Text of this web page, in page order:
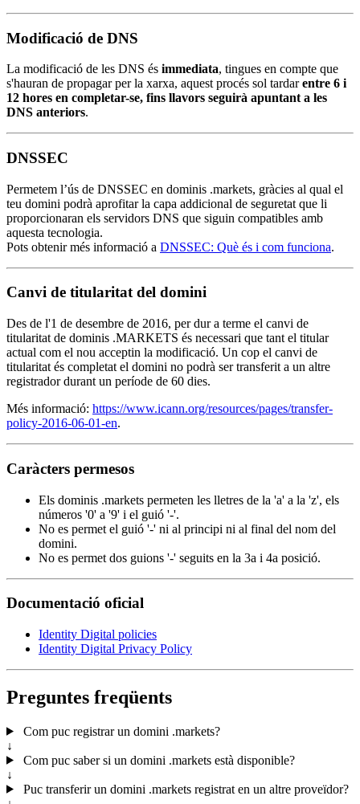
Modificació de DNS
La modificació de les DNS és immediata, tingues en compte que
s'hauran de propagar per la xarxa, aquest procés sol tardarentre 6 i
12 hores en completar-se, fins llavors seguirà apuntant a les
DNS anteriors.
DNSSEC
Permetem l’ús de DNSSEC en dominis .markets, gràcies al qual el
teu domini podrà aprofitar la capa addicional de seguretat que li
proporcionaran els servidors DNS que siguin compatibles amb
aquesta tecnologia.
Pots obtenir més informació a DNSSEC: Què és i com funciona.
Canvi de titularitat del domini
Des de l'1 de desembre de 2016, per dur a terme el canvi de
titularitat de dominis .MARKETS és necessari que tant el titular
actual com el nou acceptin la modificació. Un cop el canvi de
titularitat és completat el domini no podrà ser transferit a un altre
registrador durant un període de 60 dies.
Més informació: https://www.icann.org/resources/pages/transfer-
policy-2016-06-01-en.
Caràcters permesos
Els dominis .markets permeten les lletres de la 'a' a la 'z', els
números '0' a '9' i el guió '-'.
No es permet el guió '-' ni al principi ni al final del nom del
domini.
No es permet dos guions '-' seguits en la 3a i 4a posició.
Documentació oficial
Identity Digital policies
Identity Digital Privacy Policy
Preguntes freqüents
Com puc registrar un domini .markets?
↓
Com puc saber si un domini .markets està disponible?
↓
Puc transferir un domini .markets registrat en un altre proveïdor?